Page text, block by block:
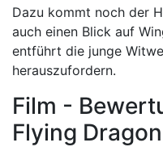
Dazu kommt noch der
auch einen Blick auf
entführt die junge
herauszufordern.
Film -
Flying